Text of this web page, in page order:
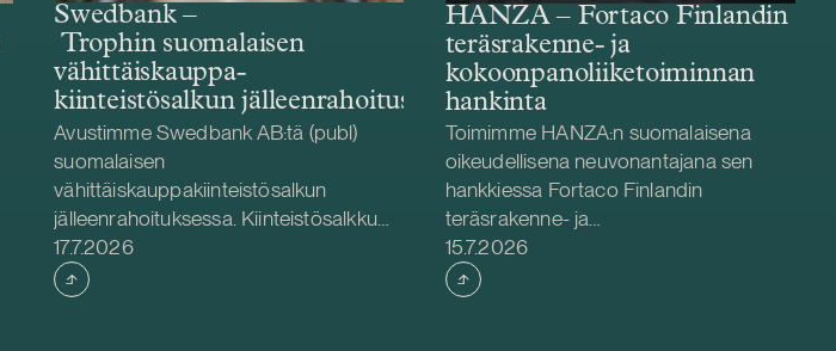
Swedbank –
Trophin suomalaisen
vähittäiskauppa­­­­­
kiinteistösalkun jälleenrahoitus
Avustimme Swedbank AB:tä (publ)
suomalaisen
vähittäiskauppakiinteistösalkun
jälleenrahoituksessa. Kiinteistösalkku
on Trophin suomalaisten tytäryhtiöiden
omistuksessa. Trophi on Pohjoismaiden
johtava päivittäistavarakauppavetoisiin
Julkaistu
17.7.2026
HANZA – Fortaco Finlandin
teräsrakenne- ja
kokoonpanoliiketoiminnan
hankinta
Toimimme HANZA:n suomalaisena
oikeudellisena neuvonantajana sen
hankkiessa Fortaco Finlandin
teräsrakenne- ja
kokoonpanoliiketoiminnat. Järjestely
toteutetaan liiketoiminta- ja
osakekauppana, ja se kattaa Fortaco
Julkaistu
15.7.2026